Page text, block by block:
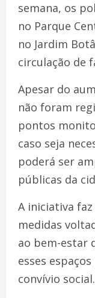
semana, os
no Parque
no Jardim
circulação de
Apesar do
não foram
pontos
caso seja
poderá ser
públicas da
A iniciativa
medidas
ao bem-estar
esses
convívio social.